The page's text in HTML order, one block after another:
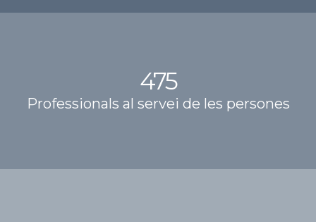
475
Professionals al servei de les persones